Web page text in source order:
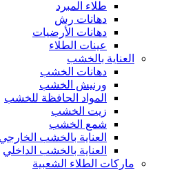
طلاء المبرد
دهانات رش
دهانات الأرضيات
عينات الطلاء
العناية بالخشب
دهانات الخشب
ورنيش الخشب
المواد الحافظة للخشب
زيت الخشب
شمع الخشب
العناية بالخشب الخارجي
العناية بالخشب الداخلي
ماركات الطلاء الشعبية